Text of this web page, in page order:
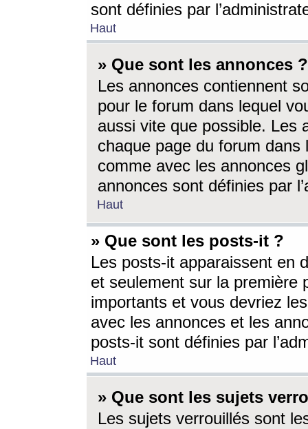
sont définies par
Haut
» Que sont les annonces ?
Les annonces contiennent
pour le forum dans lequel
aussi vite que possible. Les
chaque page du forum dans
comme avec les annonces
annonces sont définies par
Haut
» Que sont les posts-it ?
Les posts-it apparaissent en
et seulement sur la première
importants et vous devriez
avec les annonces et les
posts-it sont définies par
Haut
» Que sont les sujets
Les sujets verrouillés sont